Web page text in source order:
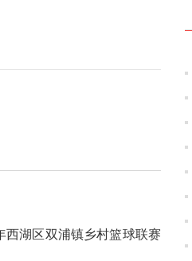
湖区双浦镇乡村篮球联赛